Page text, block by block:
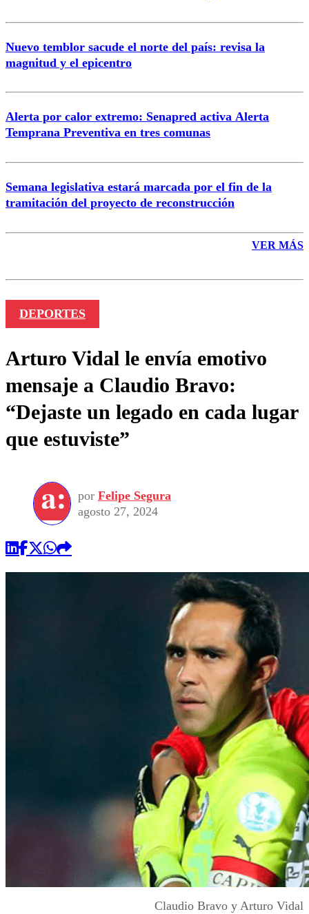
Nuevo temblor sacude el norte del país: revisa la
magnitud y el epicentro
Alerta por calor extremo: Senapred activa Alerta
Temprana Preventiva en tres comunas
Semana legislativa estará marcada por el fin de la
tramitación del proyecto de reconstrucción
VER MÁS
DEPORTES
Arturo Vidal le envía emotivo
mensaje a Claudio Bravo:
“Dejaste un legado en cada lugar
que estuviste”
por Felipe Segura
agosto 27, 2024
Claudio Bravo y Arturo Vidal